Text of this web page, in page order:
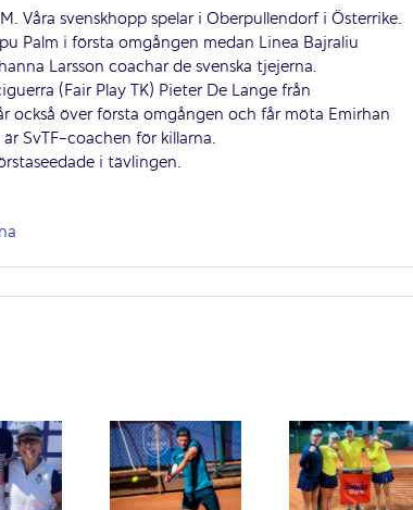
Våra svenskhopp spelar i Oberpullendorf i Österrike.
Palm i första omgången medan Linea Bajraliu
Larsson coachar de svenska tjejerna.
(Fair Play TK) Pieter De Lange från
också över första omgången och får möta Emirhan
SvTF-coachen för killarna.
i tävlingen.